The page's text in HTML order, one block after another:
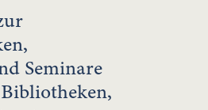
Seminare